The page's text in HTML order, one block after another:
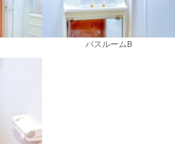
バスルームB